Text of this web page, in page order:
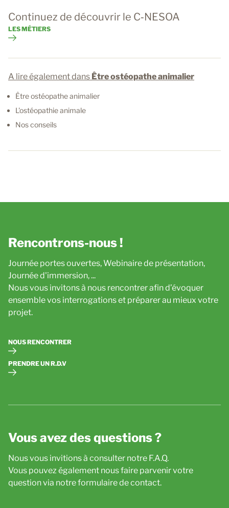
Continuez de découvrir le C‑NESOA
LES MÉTIERS
A lire également dans Être ostéopathe animalier
Être ostéopathe animalier
L'ostéopathie animale
Nos conseils
Rencontrons-nous !
Journée portes ouvertes, Webinaire de présentation,
Journée d'immersion, ...
Nous vous invitons à nous rencontrer afin d’évoquer
ensemble vos interrogations et préparer au mieux votre
projet.
NOUS RENCONTRER
PRENDRE UN R.D.V
Vous avez des questions ?
Nous vous invitions à consulter notre F.A.Q.
Vous pouvez également nous faire parvenir votre
question via notre formulaire de contact.